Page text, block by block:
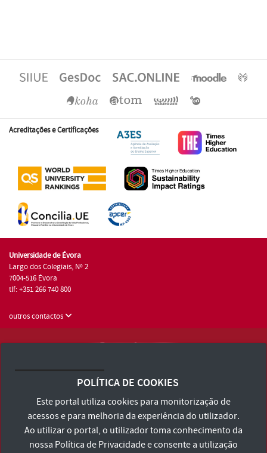
Acreditações e Certificações
Universidade de Évora
Largo dos Colegiais, Nº 2
7004-516 Évora
tlf: +351 266 740 800
outros contactos
Consulte os Termos e Condições e Política de Privacidade
Declaração de Acessibilidade
POLÍTICA DE COOKIES
Este portal utiliza cookies para monitorização de
acessos e para melhoria da experiência do utilizador.
Ao utilizar o portal, o utilizador toma conhecimento da
nossa Política de Privacidadee consente a utilização